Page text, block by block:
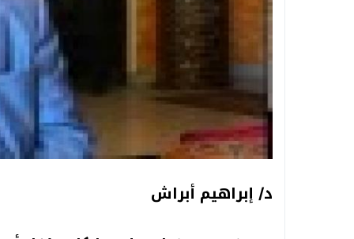
د/ إبراهيم أبراش